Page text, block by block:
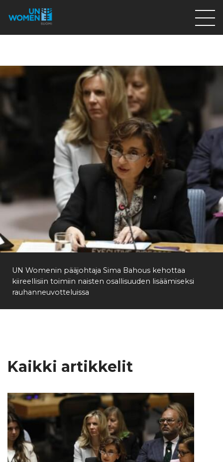
Osallistu
Ajankohtaista
Lahjoita
Etsi
UN Womenin pääjohtaja Sima Bahous kehottaa
kiireellisiin toimiin naisten osallisuuden lisäämiseksi
rauhanneuvotteluissa
Kaikki artikkelit